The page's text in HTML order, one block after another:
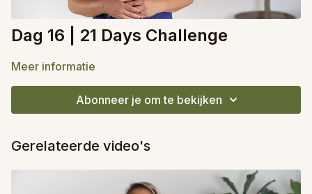
Dag 16 | 21 Days Challenge
Meer informatie
Abonneer je om te bekijken
Gerelateerde video's